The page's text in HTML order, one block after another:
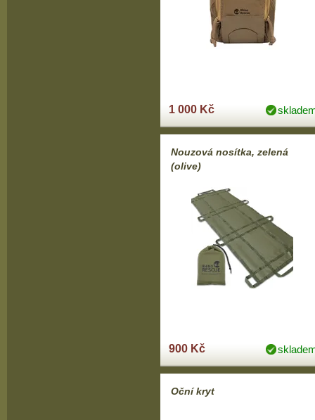
1 000 Kč
Nouzová nosítka, zelená
(olive)
900 Kč
Oční kryt